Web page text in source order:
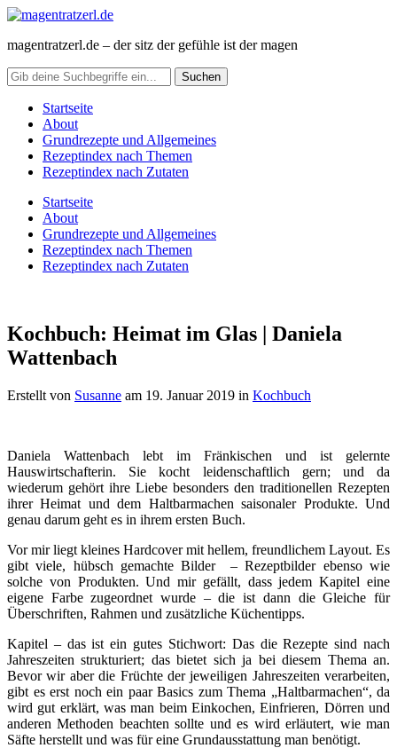
magentratzerl.de – der sitz der gefühle ist der magen
Startseite
About
Grundrezepte und Allgemeines
Rezeptindex nach Themen
Rezeptindex nach Zutaten
Startseite
About
Grundrezepte und Allgemeines
Rezeptindex nach Themen
Rezeptindex nach Zutaten
Kochbuch: Heimat im Glas | Daniela
Wattenbach
Erstellt von Susanne am 19. Januar 2019 in Kochbuch
Daniela Wattenbach lebt im Fränkischen und ist gelernte
Hauswirtschafterin. Sie kocht leidenschaftlich gern; und da
wiederum gehört ihre Liebe besonders den traditionellen Rezepten
ihrer Heimat und dem Haltbarmachen saisonaler Produkte. Und
genau darum geht es in ihrem ersten Buch.
Vor mir liegt kleines Hardcover mit hellem, freundlichem Layout. Es
gibt viele, hübsch gemachte Bilder – Rezeptbilder ebenso wie
solche von Produkten. Und mir gefällt, dass jedem Kapitel eine
eigene Farbe zugeordnet wurde – die ist dann die Gleiche für
Überschriften, Rahmen und zusätzliche Küchentipps.
Kapitel – das ist ein gutes Stichwort: Das die Rezepte sind nach
Jahreszeiten strukturiert; das bietet sich ja bei diesem Thema an.
Bevor wir aber die Früchte der jeweiligen Jahreszeiten verarbeiten,
gibt es erst noch ein paar Basics zum Thema „Haltbarmachen“, da
wird gut erklärt, was man beim Einkochen, Einfrieren, Dörren und
anderen Methoden beachten sollte und es wird erläutert, wie man
Säfte herstellt und was für eine Grundausstattung man benötigt.